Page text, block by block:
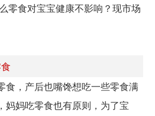
零食对宝宝健康不影响？现市场
食，产后也嘴馋想吃一些零食满
妈妈吃零食也有原则，为了宝